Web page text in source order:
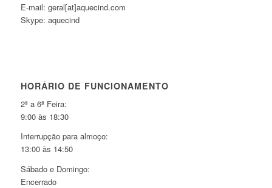
E-mail: geral[at]aquecind.com
Skype: aquecind
HORÁRIO DE FUNCIONAMENTO
2ª a 6ª Feira:
9:00 às 18:30
Interrupção para almoço:
13:00 às 14:50
Sábado e Domingo:
Encerrado